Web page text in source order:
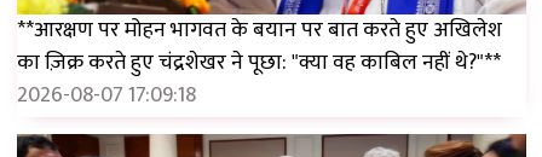
**आरक्षण पर मोहन भागवत के बयान पर बात करते हुए अखिलेश
का ज़िक्र करते हुए चंद्रशेखर ने पूछा: "क्या वह काबिल नहीं थे?"**
2026-08-07 17:09:18